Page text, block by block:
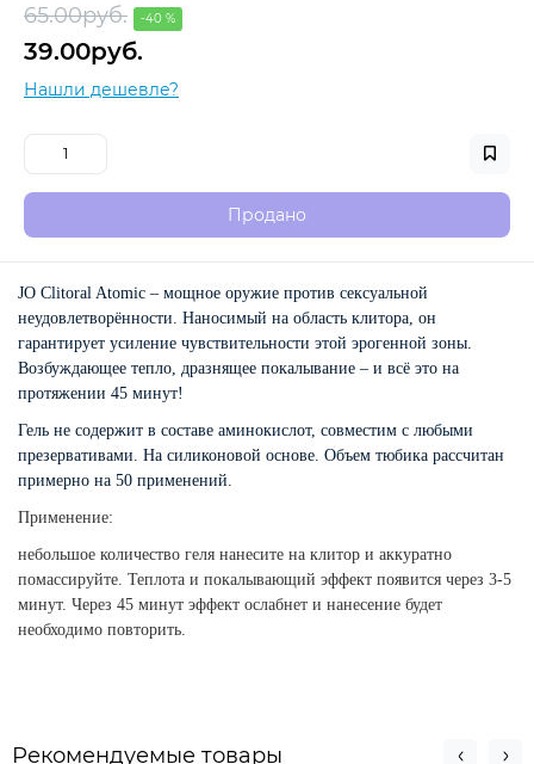
65.00руб. -40 %
39.00руб.
Нашли дешевле?
Продано
JO Clitoral Atomic – мощное оружие против сексуальной
неудовлетворённости. Наносимый на область клитора, он
гарантирует усиление чувствительности этой эрогенной зоны.
Возбуждающее тепло, дразнящее покалывание – и всё это на
протяжении 45 минут!
Гель не содержит в составе аминокислот, совместим с любыми
презервативами. На силиконовой основе. Объем тюбика рассчитан
примерно на 50 применений.
Применение:
небольшое количество геля нанесите на клитор и аккуратно
помассируйте. Теплота и покалывающий эффект появится через 3-5
минут. Через 45 минут эффект ослабнет и нанесение будет
необходимо повторить.
Рекомендуемые товары